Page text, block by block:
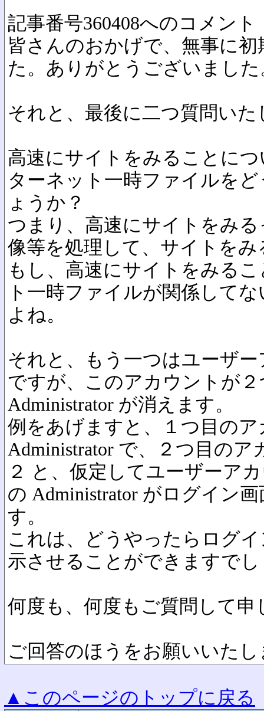
記事番号360408へのコメント
皆さんのおかげで、無事に
た。ありがとうございました
それと、最後に二つ質問いた
高速にサイトをみることに
ターネット一時ファイルを
ょうか？
つまり、高速にサイトをみ
像等を処理して、サイトを
もし、高速にサイトをみる
ト一時ファイルが関係して
よね。
それと、もう一つはユーザ
ですが、このアカウントが
Administrator が消えます。
例をあげますと、１つ目の
Administrator で、２つ目の
２ と、仮定してユーザーア
の Administrator がログイン
す。
これは、どうやったらログ
示させることができますで
何度も、何度もご質問して
ご回答のほうをお願いいたし
▲このページのトップに戻る